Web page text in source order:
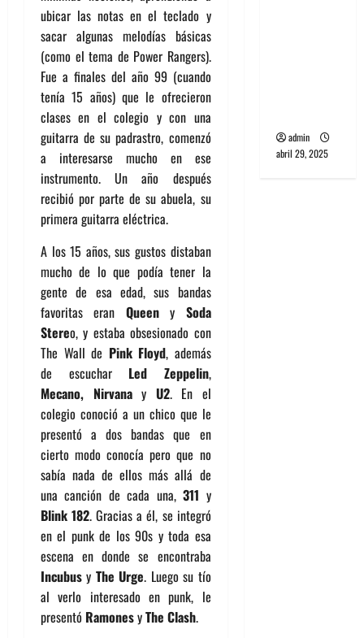
ubicar las notas en el teclado y
sacar algunas melodías básicas
(como el tema de Power Rangers).
Fue a finales del año 99 (cuando
tenía 15 años) que le ofrecieron
clases en el colegio y con una
guitarra de su padrastro, comenzó
a interesarse mucho en ese
instrumento. Un año después
recibió por parte de su abuela, su
primera guitarra eléctrica.
A los 15 años, sus gustos distaban
mucho de lo que podía tener la
gente de esa edad, sus bandas
favoritas eran Queeny Soda
Stereo, y estaba obsesionado con
The Wall de Pink Floyd, además
de escuchar Led Zeppelin,
Mecano, Nirvanay U2. En el
colegio conoció a un chico que le
presentó a dos bandas que en
cierto modo conocía pero que no
sabía nada de ellos más allá de
una canción de cada una,311 y
Blink 182. Gracias a él, se integró
en el punk de los 90s y toda esa
escena en donde se encontraba
Incubus y The Urge. Luego su tío
al verlo interesado en punk, le
presentó RamonesyThe Clash.
admin
abril 29, 2025